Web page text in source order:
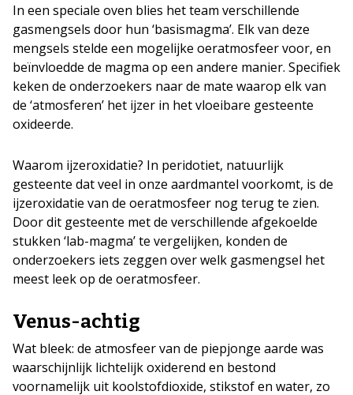
In een speciale oven blies het team verschillende
gasmengsels door hun ‘basismagma’. Elk van deze
mengsels stelde een mogelijke oeratmosfeer voor, en
beïnvloedde de magma op een andere manier. Specifiek
keken de onderzoekers naar de mate waarop elk van
de ‘atmosferen’ het ijzer in het vloeibare gesteente
oxideerde.
Waarom ijzeroxidatie? In peridotiet, natuurlijk
gesteente dat veel in onze aardmantel voorkomt, is de
ijzeroxidatie van de oeratmosfeer nog terug te zien.
Door dit gesteente met de verschillende afgekoelde
stukken ‘lab-magma’ te vergelijken, konden de
onderzoekers iets zeggen over welk gasmengsel het
meest leek op de oeratmosfeer.
Venus-achtig
Wat bleek: de atmosfeer van de piepjonge aarde was
waarschijnlijk lichtelijk oxiderend en bestond
voornamelijk uit koolstofdioxide, stikstof en water, zo